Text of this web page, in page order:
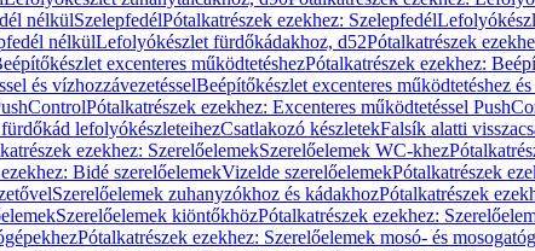
nélkülSzelepfedélPótalkatrészek ezekhez: Szelepfedél
nélkülLefolyókészlet fürdőkádakhoz, d52Pótalkatrészek
excenteres működtetéshezPótalkatrészek ezekhez:
és vízhozzávezetésselBeépítőkészlet excenteres működtetéshez
Pótalkatrészek ezekhez: Excenteres működtetéssel
lefolyókészleteihezCsatlakozó készletekFalsík alatti
ezekhez: SzerelőelemekSzerelőelemek WC-khez
Bidé szerelőelemekVizelde szerelőelemekPótalkatrészek
Szerelőelemek zuhanyzókhoz és kádakhozPótalkatrészek
Szerelőelemek kiöntőkhözPótalkatrészek ezekhez:
Pótalkatrészek ezekhez: Szerelőelemek mosó- és